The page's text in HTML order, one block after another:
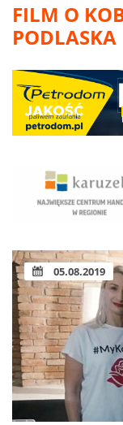
FILM O
PODLASKA
05.08.2019